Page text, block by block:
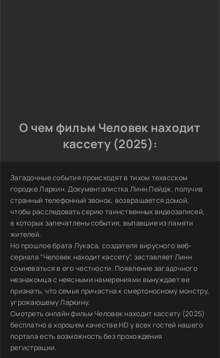
О чем фильм Человек находит
кассету (2025):
Загадочные события происходят в тихом техасском
городке Ларкин. Документалистка Линн Пейдж, получив
странный телефонный звонок, возвращается домой,
чтобы расследовать серию таинственных видеозаписей,
в которых запечатлены события, выпавшие из памяти
жителей.
Но прошлое брата Лукаса, создателя вирусного веб-
сериала "Человек находит кассету", заставляет Линн
сомневаться в его честности. Появление загадочного
незнакомца с неясными намерениями вынуждает ее
признать, что семья причастна к смертоносному монстру,
угрожающему Ларкину.
Смотреть онлайн фильм Человек находит кассету (2025)
бесплатно в хорошем качестве HD у всех гостей нашего
портала есть возможность без прохождения
регистрации.